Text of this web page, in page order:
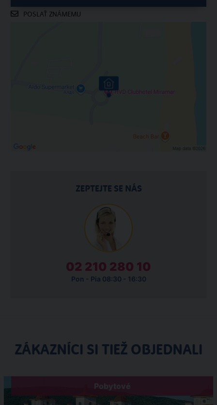
POSLAŤ ZNÁMEMU
ZEPTEJTE SE NÁS
02 210 280 10
Pon - Pia 08:30 - 16:30
ZÁKAZNÍCI SI TIEŽ OBJEDNALI
Pobytové